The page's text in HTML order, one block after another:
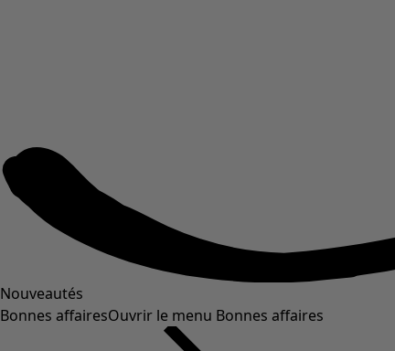
Nouveautés
Bonnes affairesOuvrir le menu Bonnes affaires